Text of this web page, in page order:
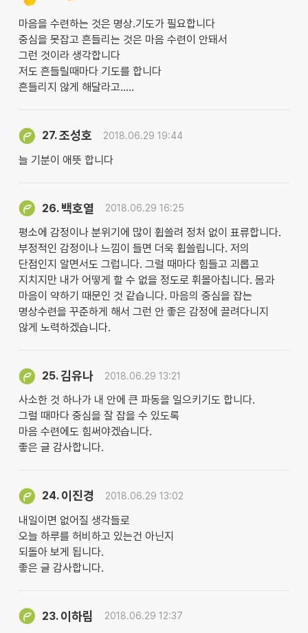
마음을 수련하는 것은 명상.기도가 필요합니다
중심을 못잡고 흔들리는 것은 마음 수련이 안돼서
그런 것이라 생각합니다
저도 흔들릴때마다 기도를 합니다
흔들리지 않게 해달라고.....
27.조성호 2018.06.29 19:44
늘 기분이 애뜻 합니다
26. 백호열 2018.06.29 16:25
평소에 감정이나 분위기에 많이 휩쓸려 정처 없이 표류합니다.
부정적인 감정이나 느낌이 들면 더욱 휩쓸립니다. 저의
단점인지 알면서도 그럽니다. 그럴 때마다 힘들고 괴롭고
지치지만 내가 어떻게 할 수 없을 정도로 휘몰아칩니다. 몸과
마음이 약하기 때문인 것 같습니다. 마음의 중심을 잡는
명상수련을 꾸준하게 해서 그런 안 좋은 감정에 끌려다니지
않게 노력하겠습니다.
25.김유나 2018.06.29 13:21
사소한 것 하나가 내 안에 큰 파동을 일으키기도 합니다.
그럴 때마다 중심을 잘 잡을 수 있도록
마음 수련에도 힘써야겠습니다.
좋은 글 감사합니다.
24. 이진경 2018.06.29 13:02
내일이면 없어질 생각들로
오늘 하루를 허비하고 있는건 아닌지
되돌아 보게 됩니다.
좋은 글 감사합니다.
23. 이하림 2018.06.29 12:37